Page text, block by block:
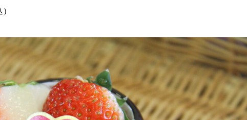
、多比良温泉
炭を塗る道案内人「はなだご」
出現！／温泉神社（大三東）の
風除祭